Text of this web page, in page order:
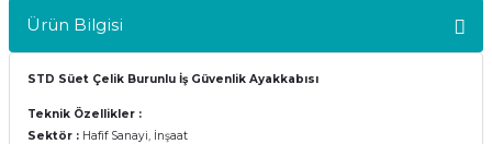
Ürün Bilgisi
STD Süet Çelik Burunlu İş Güvenlik Ayakkabısı
Teknik Özellikler :
Sektör : Hafif Sanayi, İnşaat